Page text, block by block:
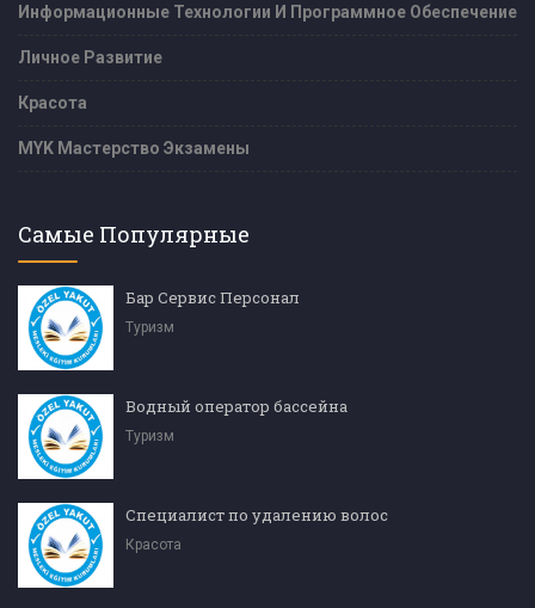
Информационные Технологии И Программное Обеспечение
Личное Развитие
Красота
MYK Мастерство Экзамены
Самые Популярные
Бар Сервис Персонал
Туризм
Водный оператор бассейна
Туризм
Специалист по удалению волос
Красота